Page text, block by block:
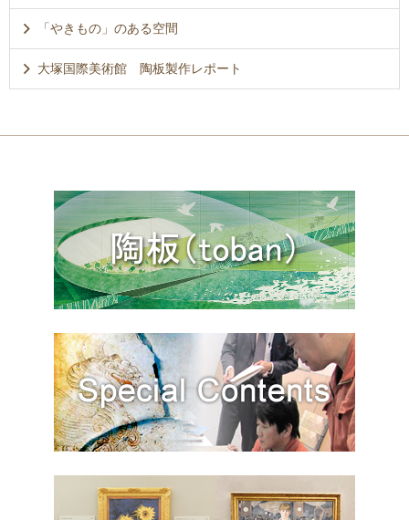
「やきもの」のある空間
大塚国際美術館 陶板製作レポート